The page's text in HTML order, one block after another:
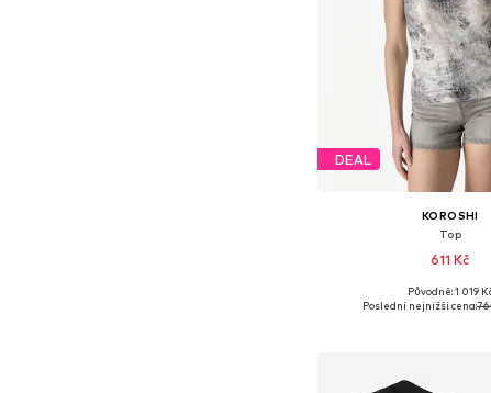
DEAL
KOROSHI
Top
611 Kč
Dostupné velikosti: XS, S,
Původně: 1 019
Poslední nejnižší cena: